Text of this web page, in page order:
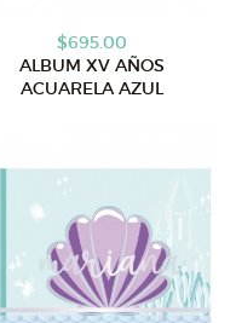
$695.00
ALBUM XV AÑOS
ACUARELA AZUL